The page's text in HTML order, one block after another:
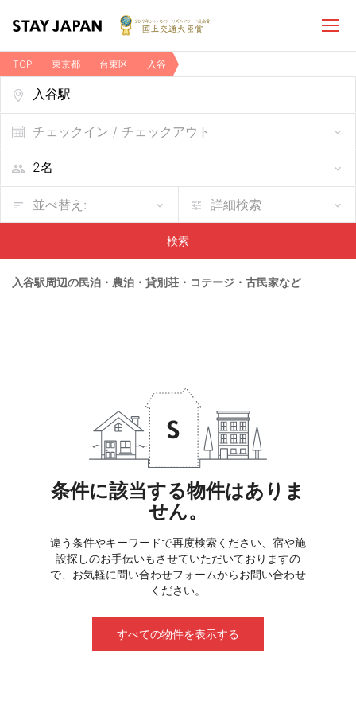
TOP 東京都 台東区 入谷
入谷駅周辺の民泊・農泊・貸別荘・コテージ・古民家など
チェックイン / チェックアウト
並べ替え: 詳細検索
検索
入谷駅周辺の民泊・農泊・貸別荘・コテージ・古民家など
条件に該当する物件はありま
せん。
違う条件やキーワードで再度検索ください、宿や施
設探しのお手伝いもさせていただいておりますの
で、お気軽に問い合わせフォームからお問い合わせ
ください。
すべての物件を表示する